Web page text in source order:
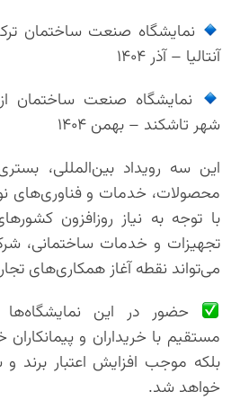
آنتالیا – آذر ۱۴۰۴
شهر تاشکند – بهمن ۱۴۰۴
این سه رویداد بین‌المللی،
محصولات، خدمات و فناوری‌های
با توجه به نیاز روزافزون
تجهیزات و خدمات ساختمانی،
می‌تواند نقطه آغاز همکاری‌های
حضور در این نمایشگاه‌ها
مستقیم با خریداران و
بلکه موجب افزایش اعتبار برند
خواهد شد.